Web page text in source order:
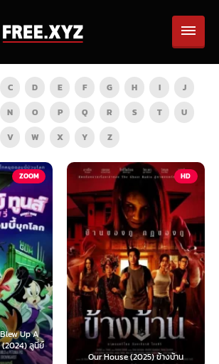
C D E F G H I
J
N O P Q R S T
U
V
W X Y Z
HD
Our House (2025) ข้างบ้าน
TV
Teach You a Lesson
นี้ต้องโดนสั่งส